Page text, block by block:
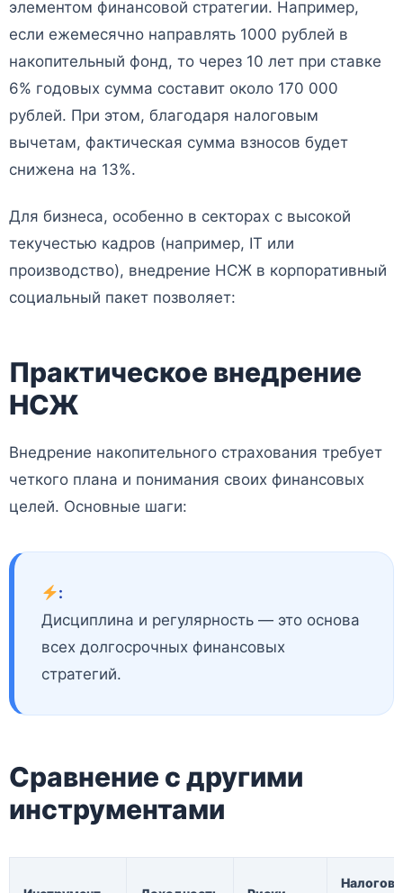
элементом финансовой стратегии. Например,
если ежемесячно направлять 1000 рублей в
накопительный фонд, то через 10 лет при ставке
6% годовых сумма составит около 170 000
рублей. При этом, благодаря налоговым
вычетам, фактическая сумма взносов будет
снижена на 13%.
Для бизнеса, особенно в секторах с высокой
текучестью кадров (например, IT или
производство), внедрение НСЖ в корпоративный
социальный пакет позволяет:
Практическое внедрение
НСЖ
Внедрение накопительного страхования требует
четкого плана и понимания своих финансовых
целей. Основные шаги:
:
Дисциплина и регулярность — это основа
всех долгосрочных финансовых
стратегий.
Сравнение с другими
инструментами